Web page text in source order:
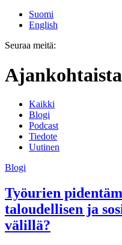
Suomi
English
Seuraa meitä:
Ajankohtaista
Kaikki
Blogi
Podcast
Tiedote
Uutinen
Blogi
Työurien
taloudellisen ja
välillä?